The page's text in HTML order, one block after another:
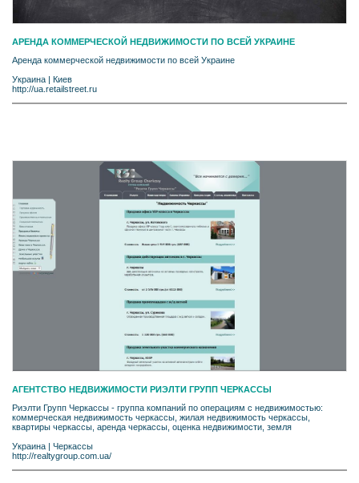
АРЕНДА КОММЕРЧЕСКОЙ НЕДВИЖИМОСТИ ПО ВСЕЙ УКРАИНЕ
Аренда коммерческой недвижимости по всей Украине
Украина | Киев
http://ua.retailstreet.ru
АГЕНТСТВО НЕДВИЖИМОСТИ РИЭЛТИ ГРУПП ЧЕРКАССЫ
Риэлти Групп Черкассы - группа компаний по операциям с недвижимостью:
коммерческая недвижимость черкассы, жилая недвижимость черкассы,
квартиры черкассы, аренда черкассы, оценка недвижимости, земля
Украина
Черкассы
http://realtygroup.com.ua/